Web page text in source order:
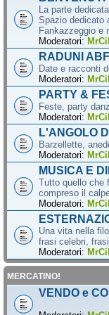
La parte
Spazio dedicato
Fankazzeggio e
Moderatori:
RADUNI
Date e racconti
Moderatori:
PARTY &
Feste, party
Moderatori:
L'ANGOLO
Barzellette,
Moderatori:
MUSICA E
Tutto quello che
compreso il
Moderatori:
Una vita nella
frasi celebri,
Moderatori:
MERCATINO!
VENDO e